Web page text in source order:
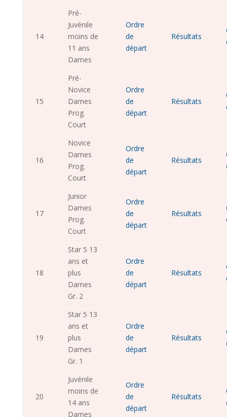
14
Pré-
Juvénile
moins de
11 ans
Dames
Ordre
de
départ
Résultats
15
Pré-
Novice
Dames
Prog.
Court
Ordre
de
départ
Résultats
16
Novice
Dames
Prog.
Court
Ordre
de
départ
Résultats
17
Junior
Dames
Prog.
Court
Ordre
de
départ
Résultats
18
Star 5 13
ans et
plus
Dames
Gr. 2
Ordre
de
départ
Résultats
19
Star 5 13
ans et
plus
Dames
Gr. 1
Ordre
de
départ
Résultats
20
Juvénile
moins de
14 ans
Dames
Ordre
de
départ
Résultats